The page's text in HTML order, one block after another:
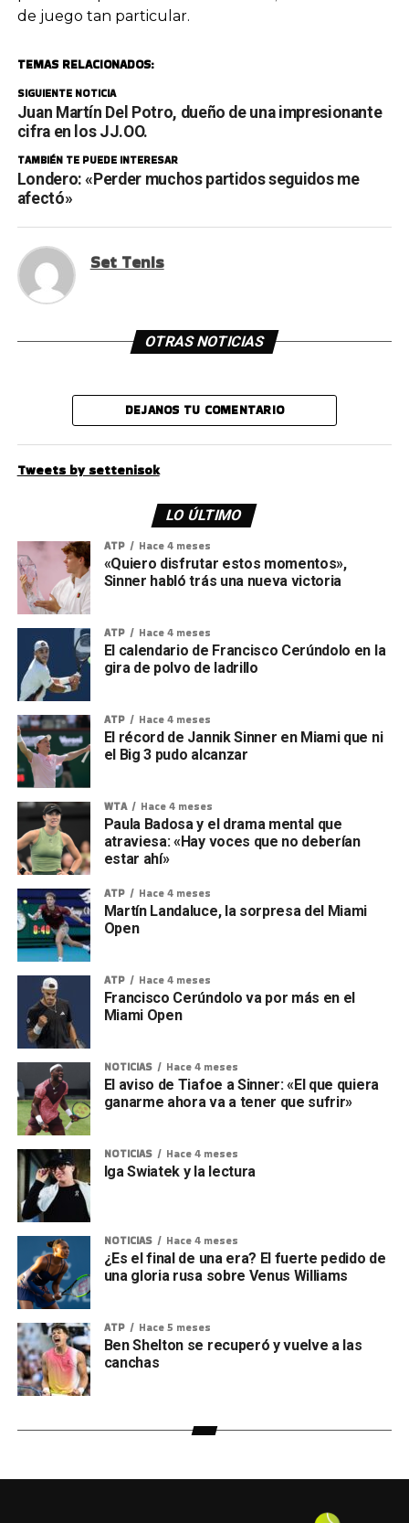
de juego tan particular.
TEMAS RELACIONADOS:
SIGUIENTE NOTICIA
Juan Martín Del Potro, dueño de una impresionante
cifra en los JJ.OO.
TAMBIÉN TE PUEDE INTERESAR
Londero: «Perder muchos partidos seguidos me
afectó»
Set Tenis
OTRAS NOTICIAS
DEJANOS TU COMENTARIO
Tweets by settenisok
LO ÚLTIMO
ATP Hace 4 meses
«Quiero disfrutar estos momentos»,
Sinner habló trás una nueva victoria
ATP Hace 4 meses
El calendario de Francisco Cerúndolo en la
gira de polvo de ladrillo
ATP Hace 4 meses
El récord de Jannik Sinner en Miami que ni
el Big 3 pudo alcanzar
WTA Hace 4 meses
Paula Badosa y el drama mental que
atraviesa: «Hay voces que no deberían
estar ahí»
ATP Hace 4 meses
Martín Landaluce, la sorpresa del Miami
Open
ATP Hace 4 meses
Francisco Cerúndolo va por más en el
Miami Open
NOTICIAS Hace 4 meses
El aviso de Tiafoe a Sinner: «El que quiera
ganarme ahora va a tener que sufrir»
NOTICIAS Hace 4 meses
Iga Swiatek y la lectura
NOTICIAS Hace 4 meses
¿Es el final de una era? El fuerte pedido de
una gloria rusa sobre Venus Williams
ATP Hace 5 meses
Ben Shelton se recuperó y vuelve a las
canchas